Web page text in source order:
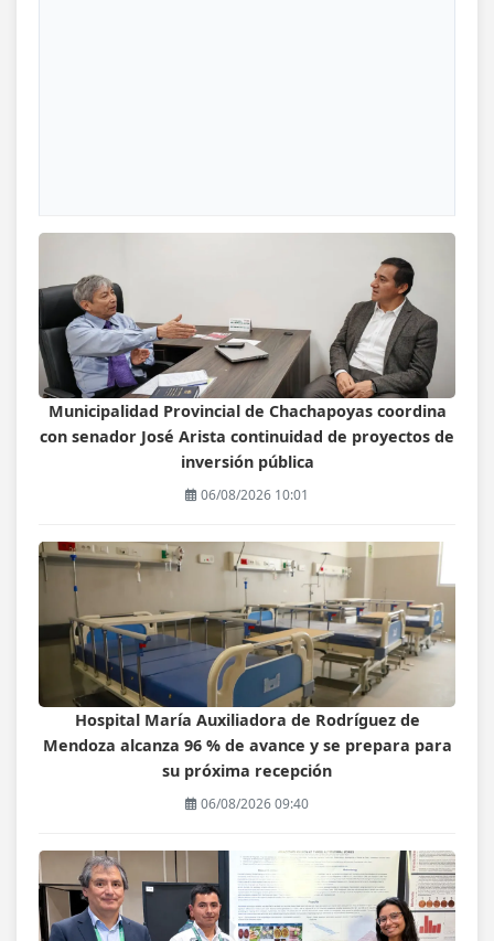
Municipalidad Provincial de Chachapoyas coordina
con senador José Arista continuidad de proyectos de
inversión pública
06/08/2026 10:01
Hospital María Auxiliadora de Rodríguez de
Mendoza alcanza 96 % de avance y se prepara para
su próxima recepción
06/08/2026 09:40